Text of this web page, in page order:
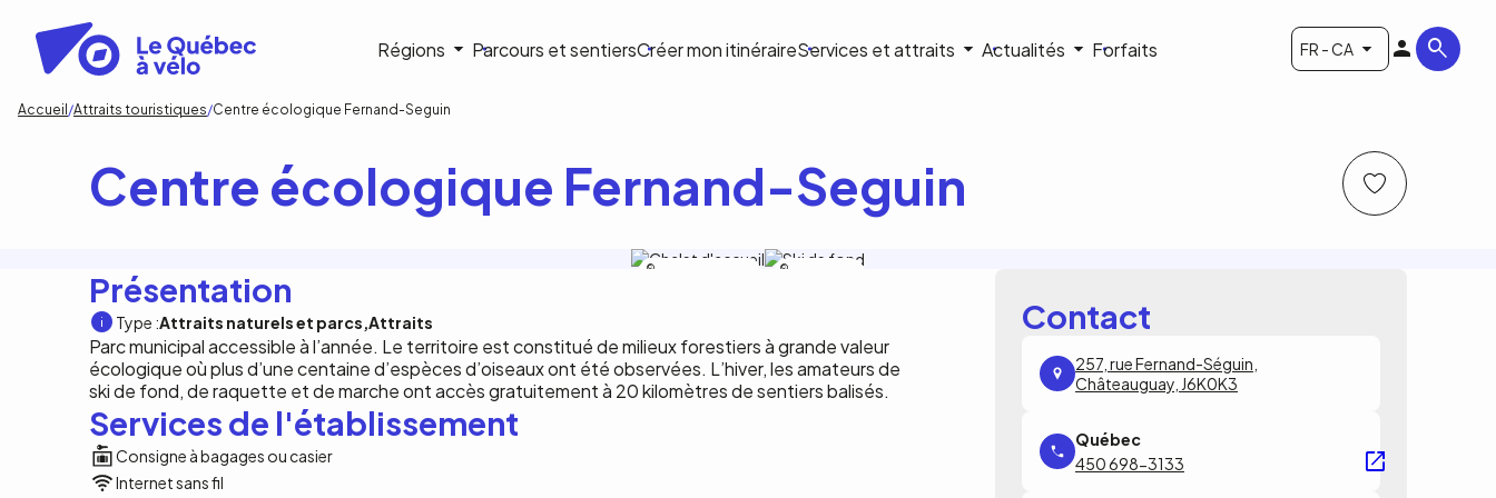
contenu
principal
Navigation
principale
Régions Parcours et sentiersCréer mon itinéraireServices et attraits Actualités Forfaits FR - CA
Fil
d'Ariane
Accueil Attraits touristiques Centre écologique Fernand-Seguin
Centre écologique Fernand-Seguin
Présentation
Type :Attraits naturels et parcs Attraits
Parc municipal accessible à l’année. Le territoire est constitué de milieux forestiers à grande valeur
écologique où plus d’une centaine d’espèces d’oiseaux ont été observées. L’hiver, les amateurs de
ski de fond, de raquette et de marche ont accès gratuitement à 20 kilomètres de sentiers balisés.
Contact
257, rue Fernand-Séguin,
Châteauguay, J6K0K3
450 698-3133
Services de l'établissement
Consigne à bagages ou casier
Internet sans fil